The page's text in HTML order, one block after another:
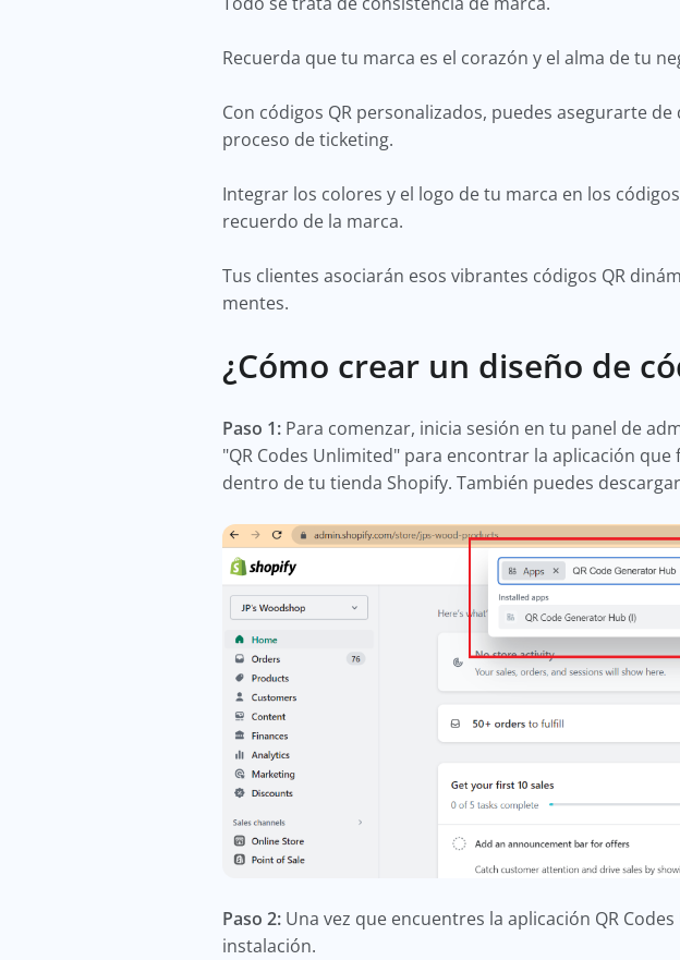
Recuerda que tu marca es el corazón y el alma de tu
Con códigos QR personalizados, puedes asegurarte
proceso de ticketing.
Integrar los colores y el logo de tu marca en los
recuerdo de la marca.
Tus clientes asociarán esos vibrantes códigos QR
mentes.
¿Cómo crear un diseño de
Paso 1: Para comenzar, inicia sesión en tu panel de
"QR Codes Unlimited" para encontrar la aplicación
dentro de tu tienda Shopify. También puedes
Paso 2: Una vez que encuentres la aplicación QR
instalación.